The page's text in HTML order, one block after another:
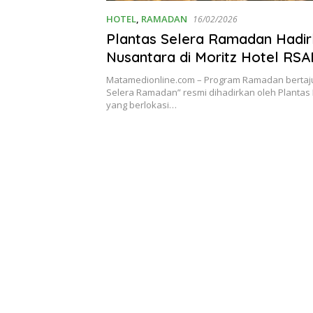
HOTEL, RAMADAN 16/02/2026
Plantas Selera Ramadan
Nusantara di Moritz Hotel
Kita
Matamedionline.com – Program Ramadan
Selera Ramadan” resmi dihadirkan oleh
yang berlokasi…